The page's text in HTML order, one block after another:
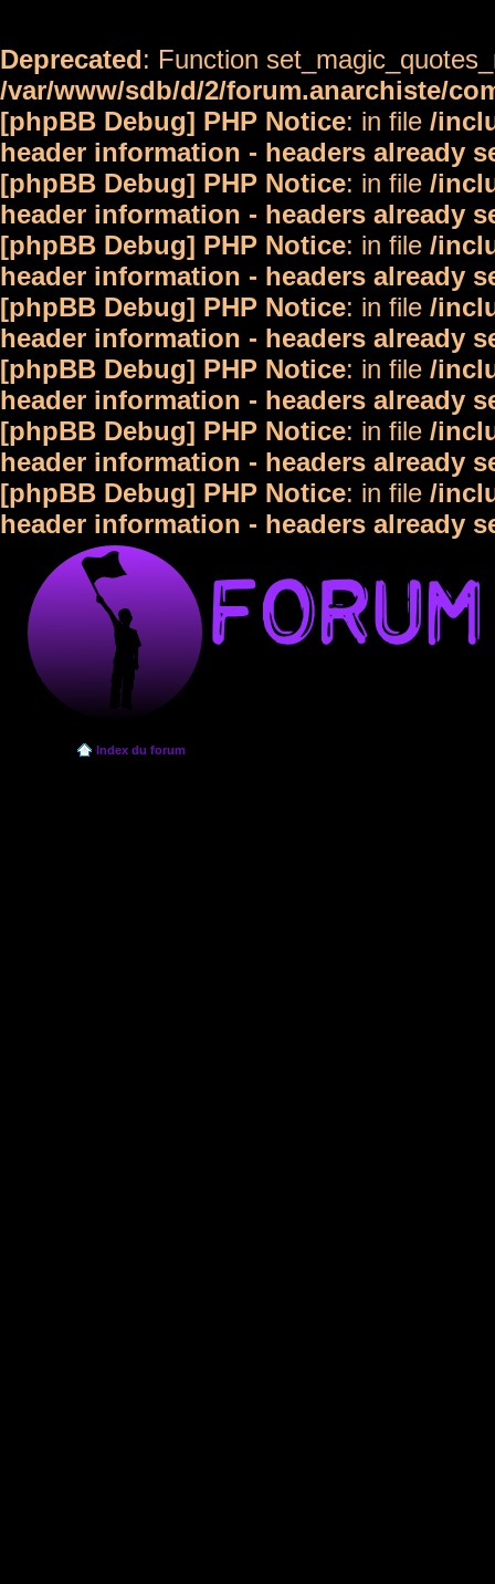
Deprecated: Function
/var/www/sdb/d/2/forum.anarchiste/
[phpBB Debug] PHP Notice: in file /
header information - headers already
[phpBB Debug] PHP Notice: in file /
header information - headers already
[phpBB Debug] PHP Notice: in file /
header information - headers already
[phpBB Debug] PHP Notice: in file /
header information - headers already
[phpBB Debug] PHP Notice: in file /
header information - headers already
[phpBB Debug] PHP Notice: in file /
header information - headers already
[phpBB Debug] PHP Notice: in file /
header information - headers already
Index du forum